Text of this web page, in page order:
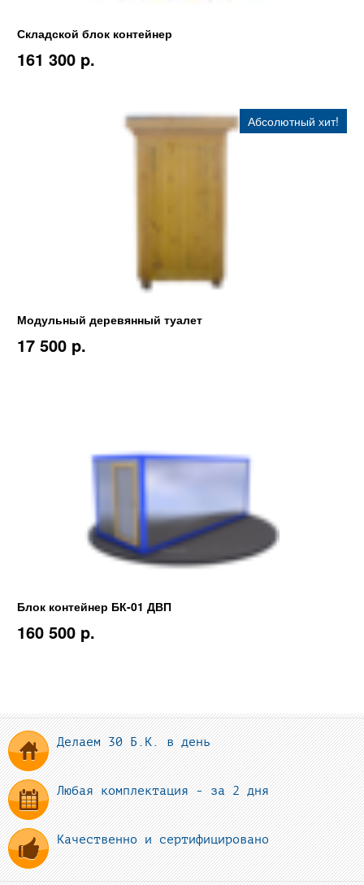
Складской блок контейнер
161 300 p.
Абсолютный хит!
Модульный деревянный туалет
17 500 p.
Блок контейнер БК-01 ДВП
160 500 p.
Делаем 30 Б.К. в день
Любая комплектация - за 2 дня
Качественно и сертифицировано